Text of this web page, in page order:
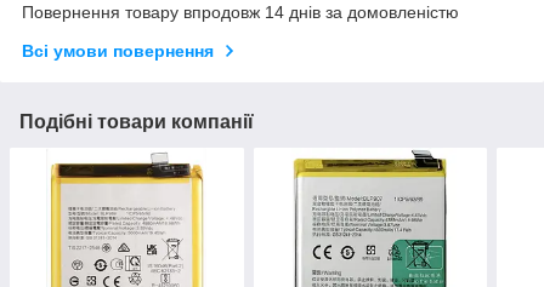
Повернення товару впродовж 14 днів за домовленістю
Всі умови повернення
Подібні товари компанії